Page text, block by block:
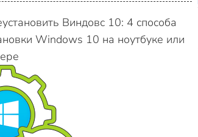
Виндовс 10: 4 способа
Windows 10 на ноутбуке или